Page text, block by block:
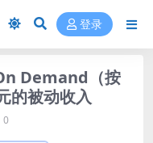
登录
Demand（按
的被动收入
0